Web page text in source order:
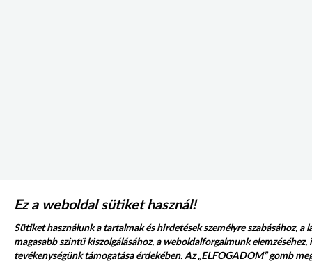
Ez a weboldal sütiket használ!
Sütiket használunk a tartalmak és hirdetések személyre szabásához, a
magasabb szintű kiszolgálásához, a weboldalforgalmunk
tevékenységünk támogatása érdekében. Az „ELFOGADOM” gomb